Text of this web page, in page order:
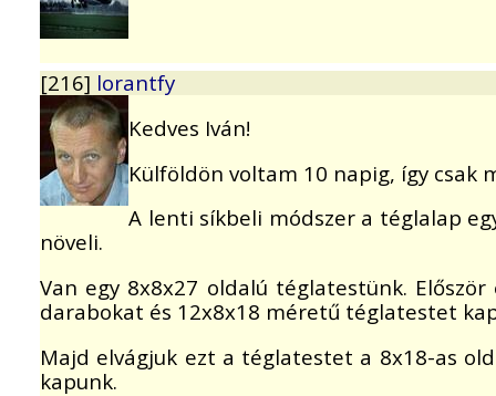
[216] lorantfy
Kedves Iván!
Külföldön voltam 10 napig, így csak
A lenti síkbeli módszer a téglalap
növeli.
Van egy 8x8x27 oldalú téglatestünk.
darabokat és 12x8x18 méretű téglatestet
Majd elvágjuk ezt a téglatestet a 8x18-as
kapunk.